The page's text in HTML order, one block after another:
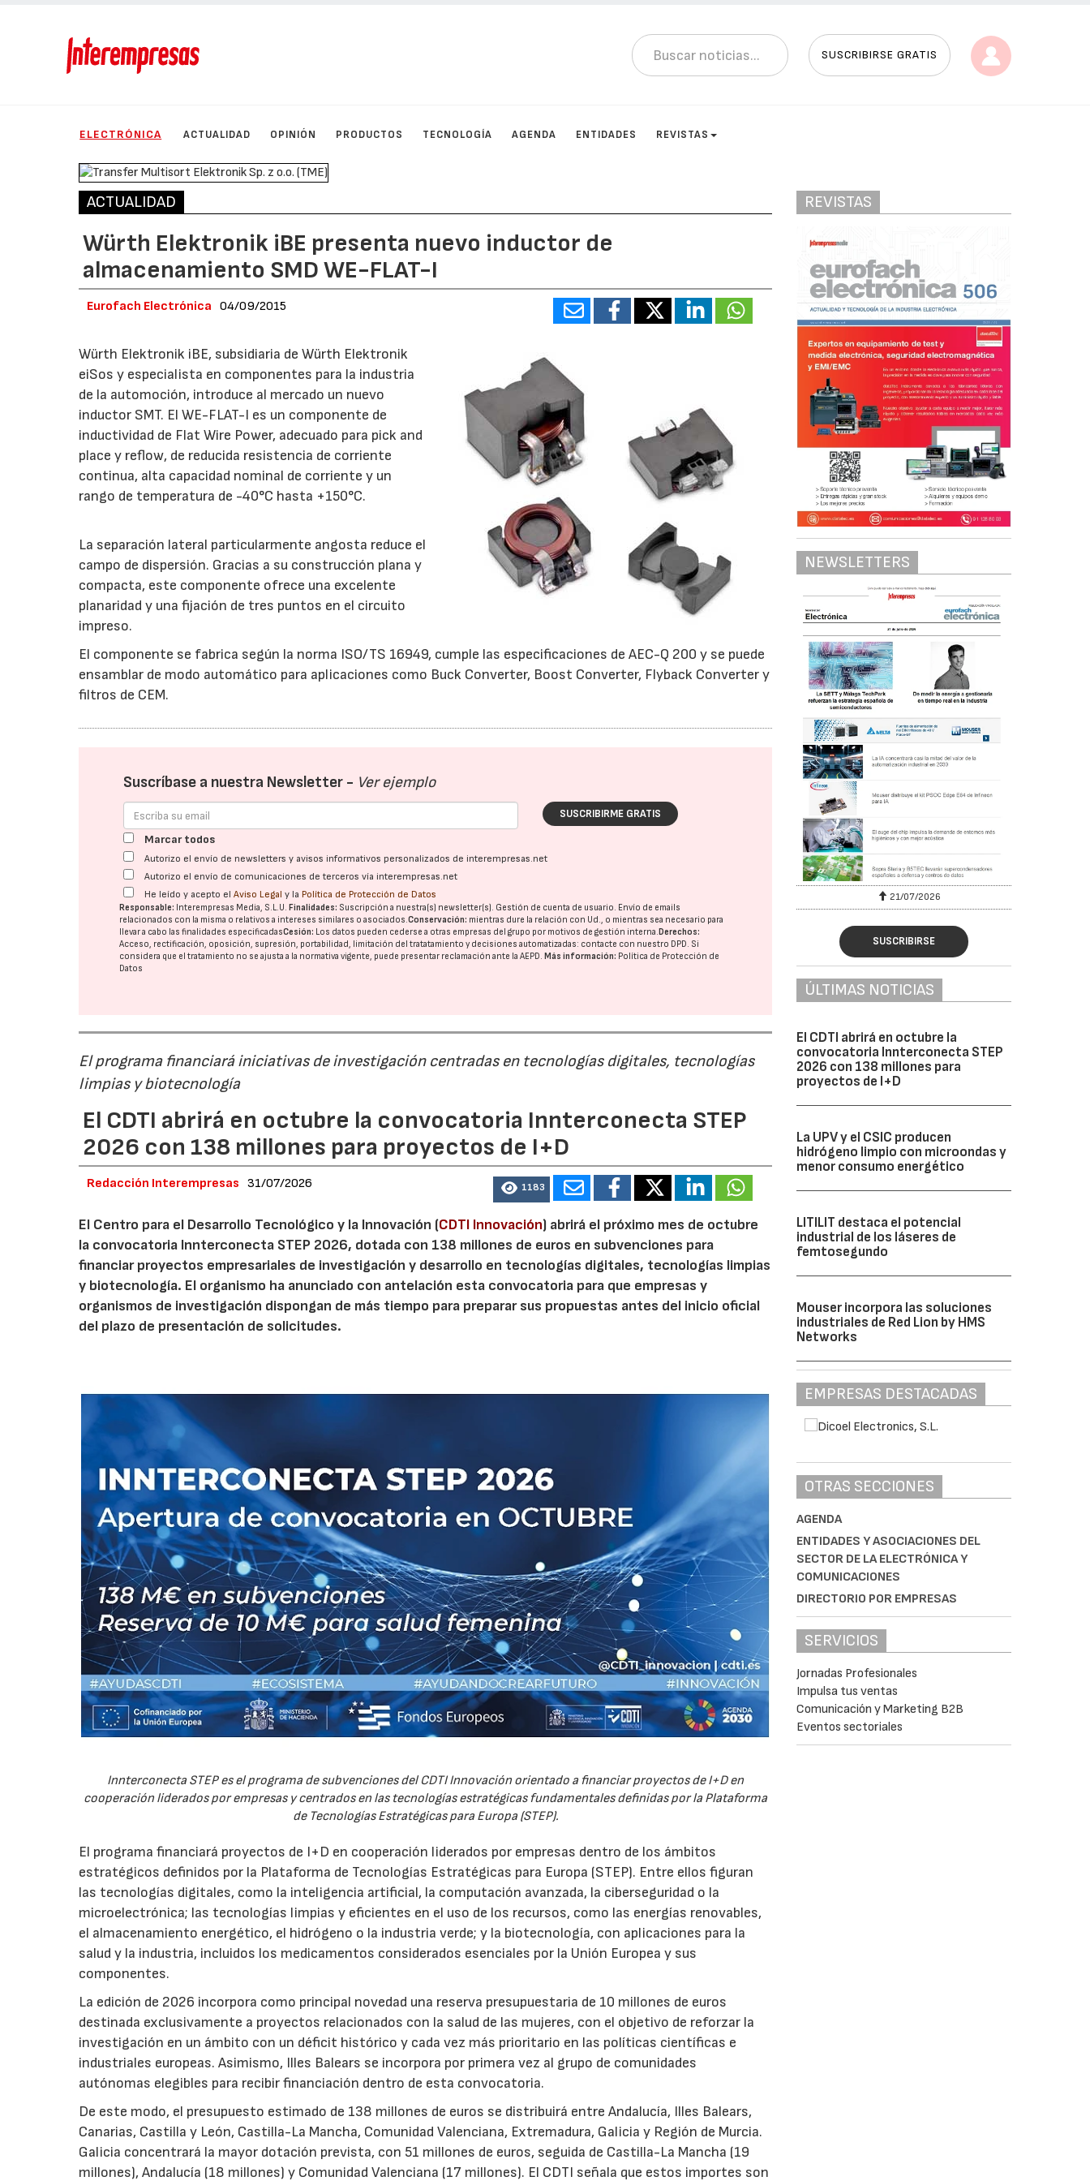
SUSCRIBIRSE GRATIS
ELECTRÓNICA ACTUALIDAD OPINIÓN PRODUCTOS TECNOLOGÍA AGENDA ENTIDADES REVISTAS
ACTUALIDAD
Würth Elektronik iBE presenta nuevo inductor de
almacenamiento SMD WE-FLAT-I
Eurofach Electrónica 04/09/2015
Würth Elektronik iBE, subsidiaria de Würth Elektronik
eiSos y especialista en componentes para la industria
de la automoción, introduce al mercado un nuevo
inductor SMT. El WE-FLAT-I es un componente de
inductividad de Flat Wire Power, adecuado para pick and
place y reflow, de reducida resistencia de corriente
continua, alta capacidad nominal de corriente y un
rango de temperatura de -40°C hasta +150°C.
La separación lateral particularmente angosta reduce el
campo de dispersión. Gracias a su construcción plana y
compacta, este componente ofrece una excelente
planaridad y una fijación de tres puntos en el circuito
impreso.
El componente se fabrica según la norma ISO/TS 16949, cumple las especificaciones de AEC-Q 200 y se puede
ensamblar de modo automático para aplicaciones como Buck Converter, Boost Converter, Flyback Converter y
filtros de CEM.
Suscríbase a nuestra Newsletter - Ver ejemplo
SUSCRIBIRME GRATIS
Marcar todos
Autorizo el envío de newsletters y avisos informativos personalizados de interempresas.net
Autorizo el envío de comunicaciones de terceros vía interempresas.net
He leído y acepto elAviso Legal y la Política de Protección de Datos
Responsable: Interempresas Media, S.L.U. Finalidades: Suscripción a nuestra(s) newsletter(s). Gestión de cuenta de usuario. Envío de emails
relacionados con la misma o relativos a intereses similares o asociados.Conservación: mientras dure la relación con Ud., o mientras sea necesario para
llevar a cabo las finalidades especificadasCesión: Los datos pueden cederse a otras empresas del grupo por motivos de gestión interna. Derechos:
Acceso, rectificación, oposición, supresión, portabilidad, limitación del tratatamiento y decisiones automatizadas: contacte con nuestro DPD. Si
considera que el tratamiento no se ajusta a la normativa vigente, puede presentar reclamación ante laAEPD. Más información: Política de Protección de
Datos
El programa financiará iniciativas de investigación centradas en tecnologías digitales, tecnologías
limpias y biotecnología
El CDTI abrirá en octubre la convocatoria Innterconecta STEP
2026 con 138 millones para proyectos de I+D
Redacción Interempresas 31/07/2026 1183
El Centro para el Desarrollo Tecnológico y la Innovación (CDTI Innovación) abrirá el próximo mes de octubre
la convocatoria Innterconecta STEP 2026, dotada con 138 millones de euros en subvenciones para
financiar proyectos empresariales de investigación y desarrollo en tecnologías digitales, tecnologías limpias
y biotecnología. El organismo ha anunciado con antelación esta convocatoria para que empresas y
organismos de investigación dispongan de más tiempo para preparar sus propuestas antes del inicio oficial
del plazo de presentación de solicitudes.
Innterconecta STEP es el programa de subvenciones del CDTI Innovación orientado a financiar proyectos de I+D en
cooperación liderados por empresas y centrados en las tecnologías estratégicas fundamentales definidas por la Plataforma
de Tecnologías Estratégicas para Europa (STEP).
El programa financiará proyectos de I+D en cooperación liderados por empresas dentro de los ámbitos
estratégicos definidos por la Plataforma de Tecnologías Estratégicas para Europa (STEP). Entre ellos figuran
las tecnologías digitales, como la inteligencia artificial, la computación avanzada, la ciberseguridad o la
microelectrónica; las tecnologías limpias y eficientes en el uso de los recursos, como las energías renovables,
el almacenamiento energético, el hidrógeno o la industria verde; y la biotecnología, con aplicaciones para la
salud y la industria, incluidos los medicamentos considerados esenciales por la Unión Europea y sus
componentes.
La edición de 2026 incorpora como principal novedad una reserva presupuestaria de 10 millones de euros
destinada exclusivamente a proyectos relacionados con la salud de las mujeres, con el objetivo de reforzar la
investigación en un ámbito con un déficit histórico y cada vez más prioritario en las políticas científicas e
industriales europeas. Asimismo, Illes Balears se incorpora por primera vez al grupo de comunidades
autónomas elegibles para recibir financiación dentro de esta convocatoria.
De este modo, el presupuesto estimado de 138 millones de euros se distribuirá entre Andalucía, Illes Balears,
Canarias, Castilla y León, Castilla-La Mancha, Comunidad Valenciana, Extremadura, Galicia y Región de Murcia.
Galicia concentrará la mayor dotación prevista, con 51 millones de euros, seguida de Castilla-La Mancha (19
millones), Andalucía (18 millones) y Comunidad Valenciana (17 millones). El CDTI señala que estos importes son
REVISTAS
NEWSLETTERS
21/07/2026
SUSCRIBIRSE
ÚLTIMAS NOTICIAS
El CDTI abrirá en octubre la
convocatoria Innterconecta STEP
2026 con 138 millones para
proyectos de I+D
La UPV y el CSIC producen
hidrógeno limpio con microondas y
menor consumo energético
LITILIT destaca el potencial
industrial de los láseres de
femtosegundo
Mouser incorpora las soluciones
industriales de Red Lion by HMS
Networks
EMPRESAS DESTACADAS
OTRAS SECCIONES
AGENDA
ENTIDADES Y ASOCIACIONES DEL
SECTOR DE LA ELECTRÓNICA Y
COMUNICACIONES
DIRECTORIO POR EMPRESAS
SERVICIOS
Jornadas Profesionales
Impulsa tus ventas
Comunicación y Marketing B2B
Eventos sectoriales